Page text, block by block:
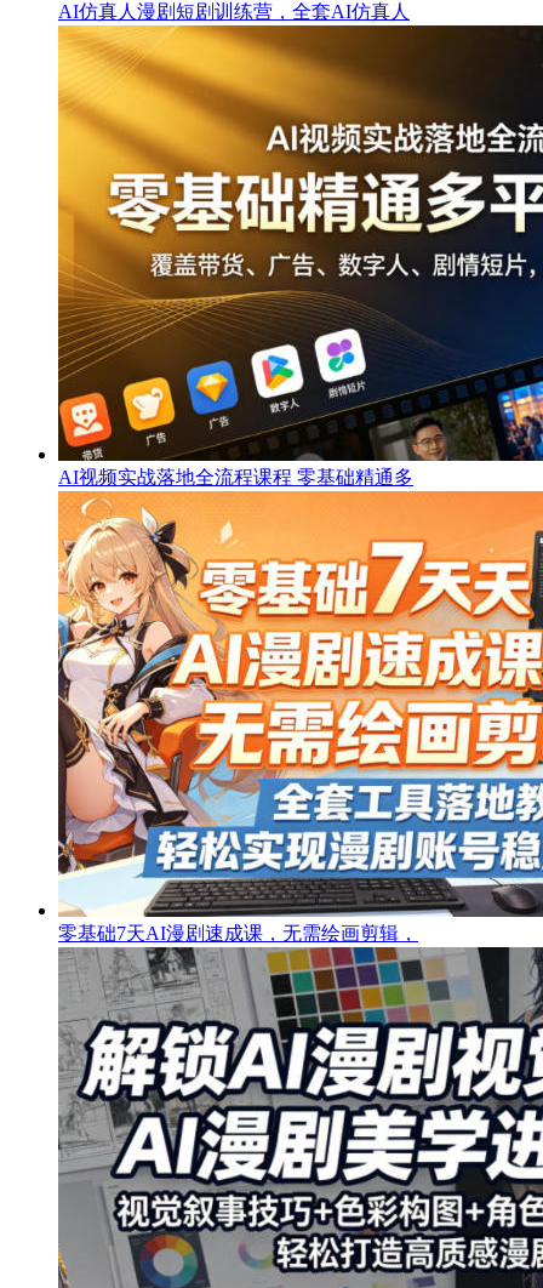
AI仿真人漫剧短剧训练营，全套AI仿真人
AI视频实战落地全流程课程 零基础精通多
零基础7天AI漫剧速成课，无需绘画剪辑，